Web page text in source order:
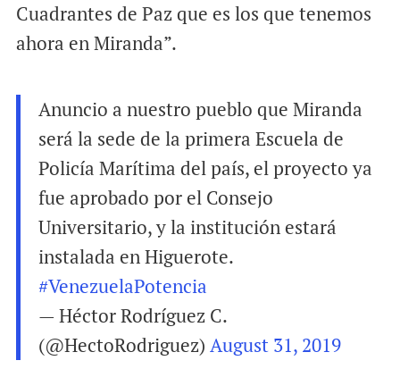
Cuadrantes de Paz que es los que tenemos
ahora en Miranda”.
Anuncio a nuestro pueblo que Miranda
será la sede de la primera Escuela de
Policía Marítima del país, el proyecto ya
fue aprobado por el Consejo
Universitario, y la institución estará
instalada en Higuerote.
#VenezuelaPotencia
— Héctor Rodríguez C.
(@HectoRodriguez) August 31, 2019